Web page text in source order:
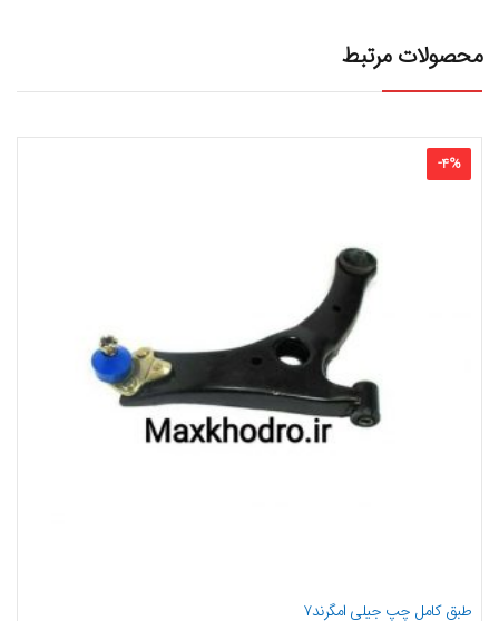
محصولات مرتبط
-4%
طبق کامل چپ جیلی امگرند۷